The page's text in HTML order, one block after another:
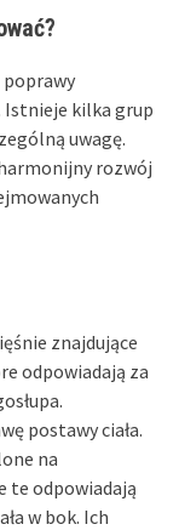
Istnieje kilka grup
uwagę.
rozwój
znajdujące
odpowiadają za
postawy ciała.
na
te odpowiadają
w bok. Ich